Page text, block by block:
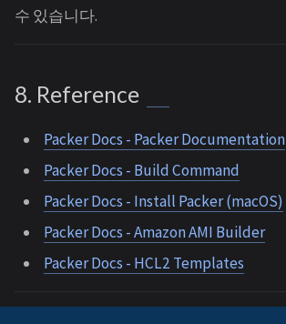
수 있습니다.
8. Reference
Packer Docs - Packer Documentation
Packer Docs - Build Command
Packer Docs - Install Packer (macOS)
Packer Docs - Amazon AMI Builder
Packer Docs - HCL2 Templates